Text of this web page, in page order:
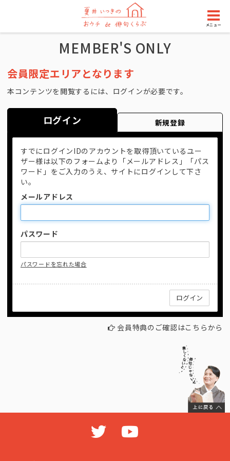
メニュー
MEMBER'S ONLY
会員限定エリアとなります
本コンテンツを閲覧するには、ログインが必要です。
ログイン 新規登録
すでにログインIDのアカウントを取得頂いているユー
ザー様は以下のフォームより「メールアドレス」「パス
ワード」をご入力のうえ、サイトにログインして下さ
い。
メールアドレス
パスワード
パスワードを忘れた場合
会員特典のご確認はこちらから